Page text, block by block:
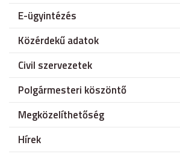
E-ügyintézés
Közérdekű adatok
Civil szervezetek
Polgármesteri köszöntő
Megközelíthetőség
Hírek